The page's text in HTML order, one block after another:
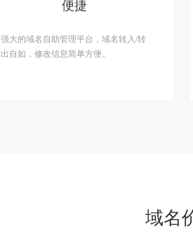
便捷
强大的域名自助管理平台，域名转入/转
出自如，修改信息简单方便。
域名